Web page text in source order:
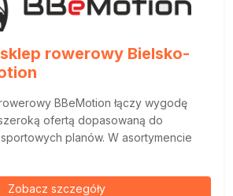
rowerowy Bielsko-
BBeMotion łączy wygodę
ofertą dopasowaną do
planów. W asortymencie
Zobacz szczegóły